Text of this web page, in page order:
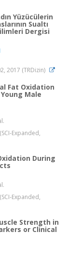
Yüzücülerin
Sualtı
Dergisi
2017 (TRDizin)
Fat Oxidation
Male
Expanded,
During
Expanded,
Strength in
or Clinical